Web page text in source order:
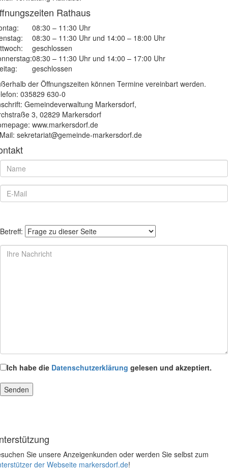
Rathaus
08:30 – 11:30 Uhr
08:30 – 11:30 Uhr und 14:00 – 18:00 Uhr
geschlossen
08:30 – 11:30 Uhr und 14:00 – 17:00 Uhr
geschlossen
der Öffnungszeiten können Termine vereinbart werden.
035829 630-0
Gemeindeverwaltung Markersdorf,
3, 02829 Markersdorf
www.markersdorf.de
sekretariat@gemeinde-markersdorf.de
Betreff:
Ich habe die Datenschutzerklärung gelesen und akzeptiert.
Sie unsere Anzeigenkunden oder werden Sie selbst zum
der Webseite markersdorf.de!